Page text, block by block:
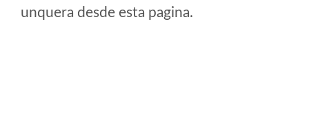
unquera desde esta pagina.